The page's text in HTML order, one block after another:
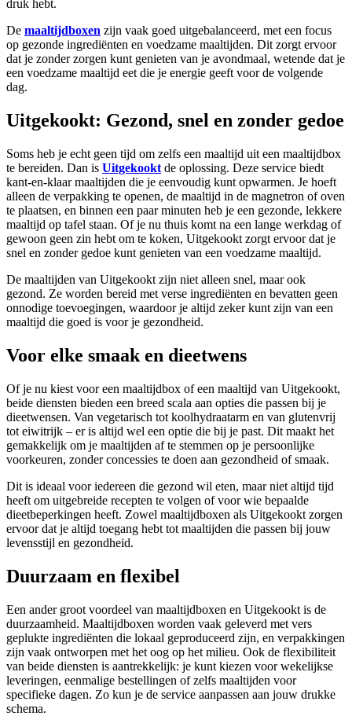
druk hebt.
De maaltijdboxen zijn vaak goed uitgebalanceerd, met een focus
op gezonde ingrediënten en voedzame maaltijden. Dit zorgt ervoor
dat je zonder zorgen kunt genieten van je avondmaal, wetende dat je
een voedzame maaltijd eet die je energie geeft voor de volgende
dag.
Uitgekookt: Gezond, snel en zonder gedoe
Soms heb je echt geen tijd om zelfs een maaltijd uit een maaltijdbox
te bereiden. Dan is Uitgekookt de oplossing. Deze service biedt
kant-en-klaar maaltijden die je eenvoudig kunt opwarmen. Je hoeft
alleen de verpakking te openen, de maaltijd in de magnetron of oven
te plaatsen, en binnen een paar minuten heb je een gezonde, lekkere
maaltijd op tafel staan. Of je nu thuis komt na een lange werkdag of
gewoon geen zin hebt om te koken, Uitgekookt zorgt ervoor dat je
snel en zonder gedoe kunt genieten van een voedzame maaltijd.
De maaltijden van Uitgekookt zijn niet alleen snel, maar ook
gezond. Ze worden bereid met verse ingrediënten en bevatten geen
onnodige toevoegingen, waardoor je altijd zeker kunt zijn van een
maaltijd die goed is voor je gezondheid.
Voor elke smaak en dieetwens
Of je nu kiest voor een maaltijdbox of een maaltijd van Uitgekookt,
beide diensten bieden een breed scala aan opties die passen bij je
dieetwensen. Van vegetarisch tot koolhydraatarm en van glutenvrij
tot eiwitrijk – er is altijd wel een optie die bij je past. Dit maakt het
gemakkelijk om je maaltijden af te stemmen op je persoonlijke
voorkeuren, zonder concessies te doen aan gezondheid of smaak.
Dit is ideaal voor iedereen die gezond wil eten, maar niet altijd tijd
heeft om uitgebreide recepten te volgen of voor wie bepaalde
dieetbeperkingen heeft. Zowel maaltijdboxen als Uitgekookt zorgen
ervoor dat je altijd toegang hebt tot maaltijden die passen bij jouw
levensstijl en gezondheid.
Duurzaam en flexibel
Een ander groot voordeel van maaltijdboxen en Uitgekookt is de
duurzaamheid. Maaltijdboxen worden vaak geleverd met vers
geplukte ingrediënten die lokaal geproduceerd zijn, en verpakkingen
zijn vaak ontworpen met het oog op het milieu. Ook de flexibiliteit
van beide diensten is aantrekkelijk: je kunt kiezen voor wekelijkse
leveringen, eenmalige bestellingen of zelfs maaltijden voor
specifieke dagen. Zo kun je de service aanpassen aan jouw drukke
schema.